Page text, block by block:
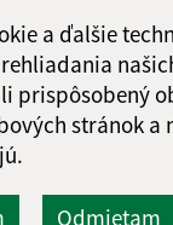
a ďalšie
prispôsobený
stránok
Odmietam
Google